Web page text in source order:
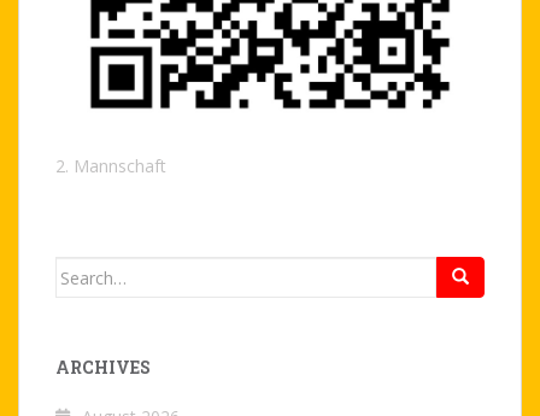
2. Mannschaft
Search
ARCHIVES